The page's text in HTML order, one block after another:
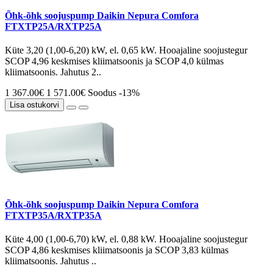
Õhk-õhk soojuspump Daikin Nepura Comfora
FTXTP25A/RXTP25A
Küte 3,20 (1,00-6,20) kW, el. 0,65 kW. Hooajaline soojustegur
SCOP 4,96 keskmises kliimatsoonis ja SCOP 4,0 külmas
kliimatsoonis. Jahutus 2..
1 367.00€ 1 571.00€ Soodus -13%
Lisa ostukorvi
Õhk-õhk soojuspump Daikin Nepura Comfora
FTXTP35A/RXTP35A
Küte 4,00 (1,00-6,70) kW, el. 0,88 kW. Hooajaline soojustegur
SCOP 4,86 keskmises kliimatsoonis ja SCOP 3,83 külmas
kliimatsoonis. Jahutus ..